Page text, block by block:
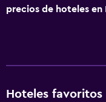
precios de hoteles en
Hoteles